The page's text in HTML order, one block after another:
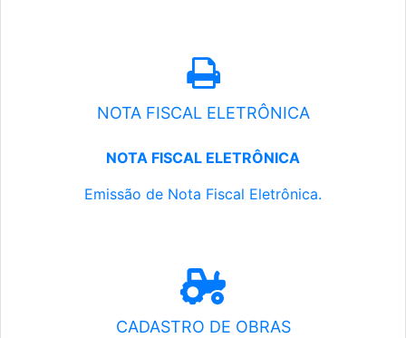
NOTA FISCAL ELETRÔNICA
NOTA FISCAL ELETRÔNICA
Emissão de Nota Fiscal Eletrônica.
CADASTRO DE OBRAS